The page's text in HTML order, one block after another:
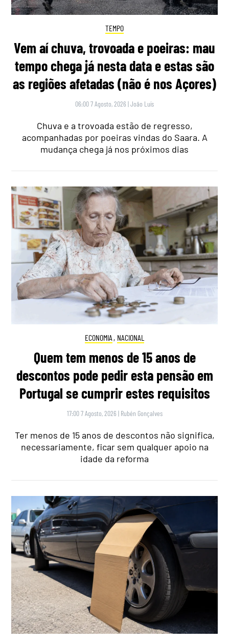
TEMPO
Vem aí chuva, trovoada e poeiras: mau
tempo chega já nesta data e estas são
as regiões afetadas (não é nos Açores)
06:00 7 Agosto, 2026 |João Luís
Chuva e a trovoada estão de regresso,
acompanhadas por poeiras vindas do Saara. A
mudança chega já nos próximos dias
ECONOMIA , NACIONAL
Quem tem menos de 15 anos de
descontos pode pedir esta pensão em
Portugal se cumprir estes requisitos
17:00 7 Agosto, 2026 | Rubén Gonçalves
Ter menos de 15 anos de descontos não significa,
necessariamente, ficar sem qualquer apoio na
idade da reforma